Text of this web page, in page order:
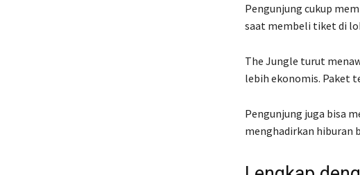
Pengunjung cukup
saat membeli tiket di
The Jungle turut
lebih ekonomis. Paket
Pengunjung juga bisa
menghadirkan hiburan